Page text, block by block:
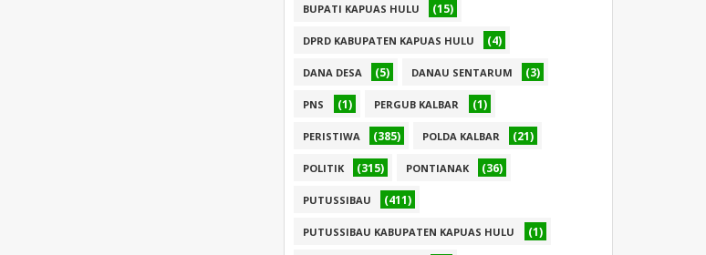
BUPATI KAPUAS HULU (15)
DPRD KABUPATEN KAPUAS HULU (4)
DANA DESA (5) DANAU SENTARUM (3)
PNS (1) PERGUB KALBAR (1)
PERISTIWA (385) POLDA KALBAR (21)
POLITIK (315) PONTIANAK (36)
PUTUSSIBAU (411)
PUTUSSIBAU KABUPATEN KAPUAS HULU (1)